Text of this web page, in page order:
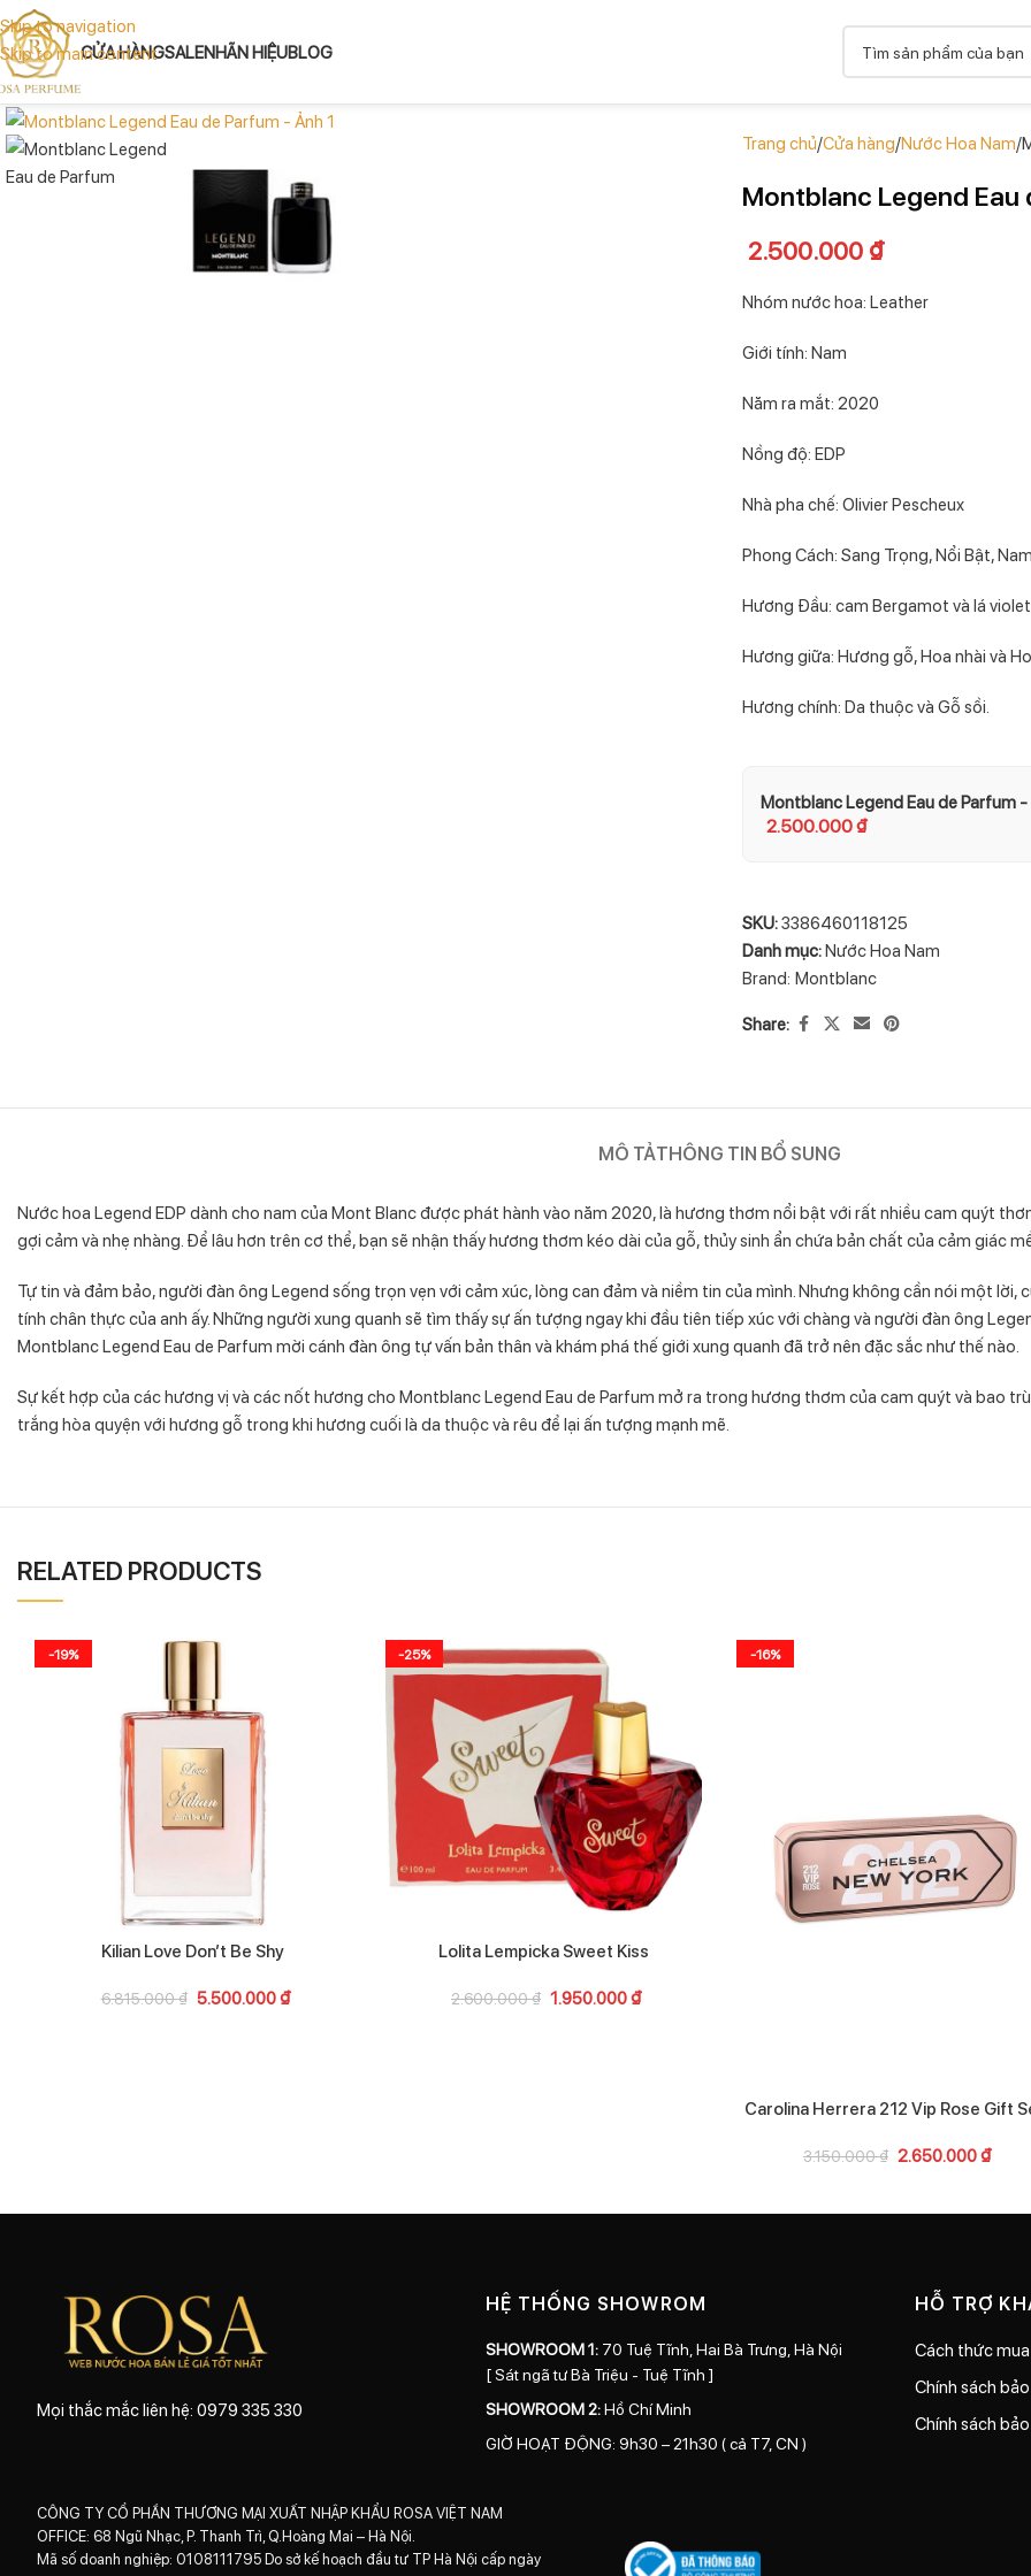
Skip to navigation
Skip to main content
CỬA HÀNGSALENHÃN HIỆUBLOG
Trang chủ Cửa hàng Nước Hoa Nam
Montblanc Legend Eau
2.500.000 ₫
Nhóm nước hoa: Leather
Giới tính: Nam
Năm ra mắt: 2020
Nồng độ: EDP
Nhà pha chế: Olivier Pescheux
Phong Cách: Sang Trọng, Nổi Bật,
Hương Đầu: cam Bergamot và lá violet
Hương giữa: Hương gỗ, Hoa nhài và
Hương chính: Da thuộc và Gỗ sồi.
Montblanc Legend Eau de Parfum
2.500.000₫
SKU:3386460118125
Danh mục:Nước Hoa Nam
Brand: Montblanc
Share:
MÔ TẢTHÔNG TIN BỔ SUNG
Nước hoa Legend EDP dành cho nam của Mont Blanc được phát hành vào năm 2020, là hương thơm nổi bật với rất nhiều cam quýt
gợi cảm và nhẹ nhàng. Để lâu hơn trên cơ thể, bạn sẽ nhận thấy hương thơm kéo dài của gỗ, thủy sinh ẩn chứa bản chất của cảm giác
Tự tin và đảm bảo, người đàn ông Legend sống trọn vẹn với cảm xúc, lòng can đảm và niềm tin của mình. Nhưng không cần nói một
tính chân thực của anh ấy. Những người xung quanh sẽ tìm thấy sự ấn tượng ngay khi đầu tiên tiếp xúc với chàng và người đàn ông
Montblanc Legend Eau de Parfum mời cánh đàn ông tự vấn bản thân và khám phá thế giới xung quanh đã trở nên đặc sắc như thế nào.
Sự kết hợp của các hương vị và các nốt hương cho Montblanc Legend Eau de Parfum mở ra trong hương thơm của cam quýt và bao
trắng hòa quyện với hương gỗ trong khi hương cuối là da thuộc và rêu để lại ấn tượng mạnh mẽ.
RELATED PRODUCTS
-19%
Kilian Love Don’t Be Shy
6.815.000₫ 5.500.000₫
-25%
Lolita Lempicka Sweet Kiss
2.600.000₫ 1.950.000₫
-16%
Carolina Herrera 212 Vip Rose Gift
3.150.000₫ 2.650.000₫
Mọi thắc mắc liên hệ: 0979 335 330
HỆ THỐNG SHOWROM
SHOWROOM 1: 70 Tuệ Tĩnh, Hai Bà Trưng, Hà Nội
[ Sát ngã tư Bà Triệu - Tuệ Tĩnh ]
SHOWROOM 2:Hồ Chí Minh
GIỜ HOẠT ĐỘNG: 9h30 – 21h30 ( cả T7, CN )
HỖ TRỢ
Cách thức
Chính sách
Chính sách
CÔNG TY CỔ PHẦN THƯƠNG MẠI XUẤT NHẬP KHẨU ROSA VIỆT NAM
OFFICE: 68 Ngũ Nhạc, P. Thanh Trì, Q.Hoàng Mai – Hà Nội.
Mã số doanh nghiệp: 0108111795 Do sở kế hoạch đầu tư TP Hà Nội cấp ngày